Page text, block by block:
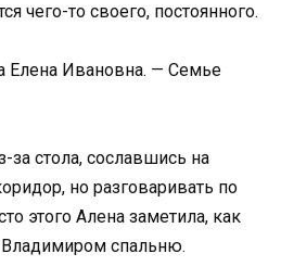
чего-то своего, постоянного.
Ивановна. — Семье
за стола, сославшись на
но разговаривать по
этого Алена заметила, как
Владимиром спальню.